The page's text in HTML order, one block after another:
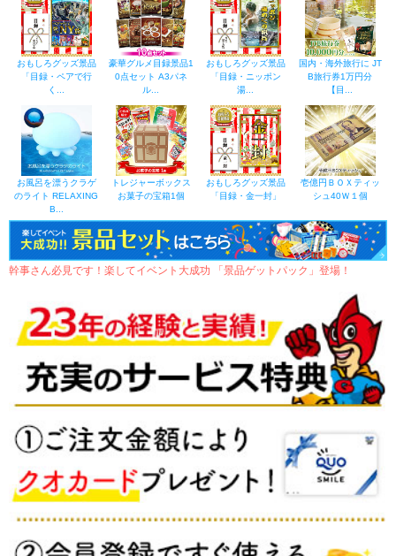
おもしろグッズ景品
「目録・ペアで行
く...
豪華グルメ目録景品1
0点セット A3パネ
ル...
おもしろグッズ景品
「目録・ニッポン
湯...
国内・海外旅行に JT
B旅行券1万円分
【目...
お風呂を漂うクラゲ
のライト RELAXING
B...
トレジャーボックス
お菓子の宝箱1個
おもしろグッズ景品
「目録・金一封」
壱億円ＢＯＸティッ
シュ40Ｗ１個
幹事さん必見です！楽してイベント大成功 「景品ゲットパック」登場！